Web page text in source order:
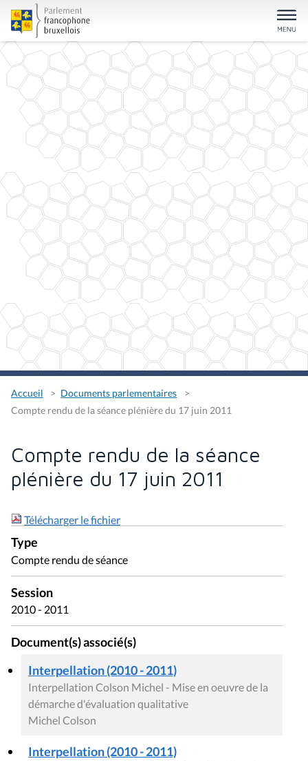
Accueil
Documents parlementaires
Compte rendu de la séance plénière du 17 juin 2011
Compte rendu de la séance
plénière du 17 juin 2011
Télécharger le fichier
Type
Compte rendu de séance
Session
2010 - 2011
Document(s) associé(s)
Interpellation (2010 - 2011)
Interpellation Colson Michel - Mise en oeuvre de la
démarche d'évaluation qualitative
Michel Colson
Interpellation (2010 - 2011)